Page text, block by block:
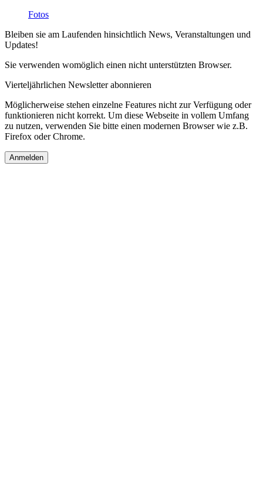
Fotos
Bleiben sie am Laufenden hinsichtlich News, Veranstaltungen und
Updates!
Sie verwenden womöglich einen nicht unterstützten Browser.
Vierteljährlichen Newsletter abonnieren
Möglicherweise stehen einzelne Features nicht zur Verfügung oder
funktionieren nicht korrekt. Um diese Webseite in vollem Umfang
zu nutzen, verwenden Sie bitte einen modernen Browser wie z.B.
Firefox oder Chrome.
Anmelden